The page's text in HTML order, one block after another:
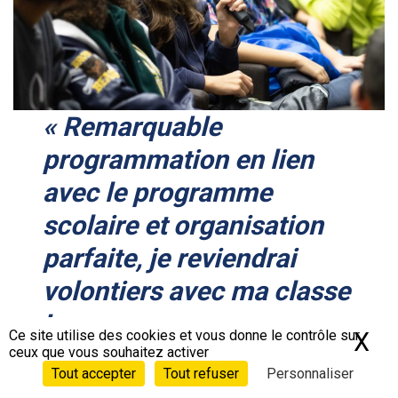
« Remarquable
programmation en lien
avec le programme
scolaire et organisation
parfaite, je reviendrai
volontiers avec ma classe
! »
Maxime.W, professeur d’une classe de collège
Ce site utilise des cookies et vous donne le contrôle sur
ceux que vous souhaitez activer
Tout accepter
Tout refuser Personnaliser
X